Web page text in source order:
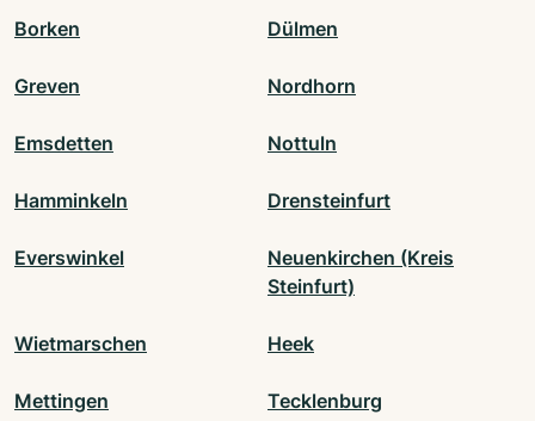
Borken Dülmen
Greven Nordhorn
Emsdetten Nottuln
Hamminkeln Drensteinfurt
Everswinkel
Neuenkirchen (Kreis
Steinfurt)
Wietmarschen Heek
Mettingen Tecklenburg